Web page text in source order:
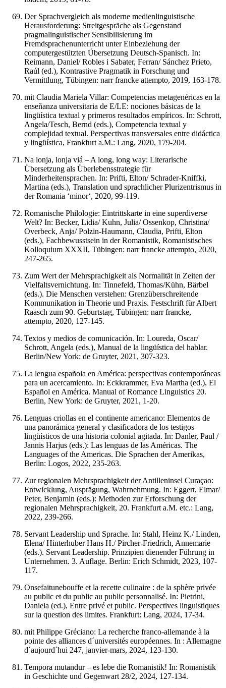
Der Sprachvergleich als moderne medienlinguistische
Herausforderung: Streitgespräche als Gegenstand
pragmalinguistischer Sensibilisierung im
Fremdsprachenunterricht unter Einbeziehung der
computergestützten Übersetzung Deutsch-Spanisch. In:
Reimann, Daniel/ Robles i Sabater, Ferran/ Sánchez Prieto,
Raúl (ed.), Kontrastive Pragmatik in Forschung und
Vermittlung, Tübingen: narr francke attempto, 2019, 163-178.
mit Claudia Mariela Villar: Competencias metagenéricas en la
enseñanza universitaria de E/LE: nociones básicas de la
lingüística textual y primeros resultados empíricos. In: Schrott,
Angela/Tesch, Bernd (eds.), Competencia textual y
complejidad textual. Perspectivas transversales entre didáctica
y lingüística, Frankfurt a.M.: Lang, 2020, 179-204.
Na lonja, lonja viá – A long, long way: Literarische
Übersetzung als Überlebensstrategie für
Minderheitensprachen. In: Prifti, Elton/ Schrader-Kniffki,
Martina (eds.), Translation und sprachlicher Plurizentrismus in
der Romania ‘minor‘, 2020, 99-119.
Romanische Philologie: Eintrittskarte in eine superdiverse
Welt? In: Becker, Lidia/ Kuhn, Julia/ Ossenkop, Christina/
Overbeck, Anja/ Polzin-Haumann, Claudia, Prifti, Elton
(eds.), Fachbewusstsein in der Romanistik, Romanistisches
Kolloquium XXXII, Tübingen: narr francke attempto, 2020,
247-265.
Zum Wert der Mehrsprachigkeit als Normalität in Zeiten der
Vielfaltsvernichtung. In: Tinnefeld, Thomas/Kühn, Bärbel
(eds.). Die Menschen verstehen: Grenzüberschreitende
Kommunikation in Theorie und Praxis. Festschrift für Albert
Raasch zum 90. Geburtstag, Tübingen: narr francke,
attempto, 2020, 127-145.
Textos y medios de comunicación. In: Loureda, Oscar/
Schrott, Angela (eds.), Manual de la lingüística del hablar.
Berlin/New York: de Gruyter, 2021, 307-323.
La lengua española en América: perspectivas contemporáneas
para un acercamiento. In: Eckkrammer, Eva Martha (ed.), El
Español en América. Manual of Romance Linguistics 20.
Berlin, New York: de Gruyter, 2021, 1-20.
Lenguas criollas en el continente americano: Elementos de
una panorámica general y clasificadora de los testigos
lingüísticos de una historia colonial agitada. In: Danler, Paul /
Jannis Harjus (eds.): Las lenguas de las Américas. The
Languages of the Americas. Die Sprachen der Amerikas,
Berlin: Logos, 2022, 235-263.
Zur regionalen Mehrsprachigkeit der Antilleninsel Curaçao:
Entwicklung, Ausprägung, Wahrnehmung. In: Eggert, Elmar/
Peter, Benjamin (eds.): Methoden zur Erforschung der
regionalen Mehrsprachigkeit, 20. Frankfurt a.M. etc.: Lang,
2022, 239-266.
Servant Leadership und Sprache. In: Stahl, Heinz K./ Linden,
Elena/ Hinterhuber Hans H./ Pircher-Friedrich, Annemarie
(eds.). Servant Leadership. Prinzipien dienender Führung in
Unternehmen. 3. Auflage. Berlin: Erich Schmidt, 2023, 107-
117.
Onsefaitunebouffe et la recette culinaire : de la sphère privée
au public et du public au public personnalisé. In: Pietrini,
Daniela (ed.), Entre privé et public. Perspectives linguistiques
sur la question des limites. Frankfurt: Lang, 2024, 17-34.
mit Philippe Gréciano: La recherche franco-allemande à la
pointe des alliances d´universités européennes. In : Allemagne
d´aujourd´hui 247, janvier-mars, 2024, 123-130.
Tempora mutandur – es lebe die Romanistik! In: Romanistik
in Geschichte und Gegenwart 28/2, 2024, 127-134.